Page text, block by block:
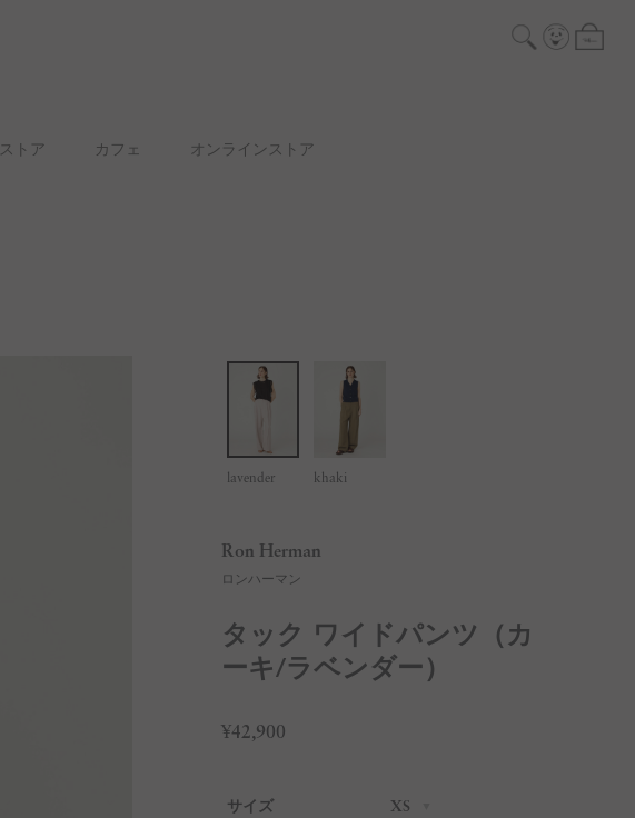
ストア カフェ オンラインストア
lavender khaki
Ron Herman
ロンハーマン
タック ワイドパンツ（カ
ーキ/ラベンダー）
¥42,900
サイズ XS